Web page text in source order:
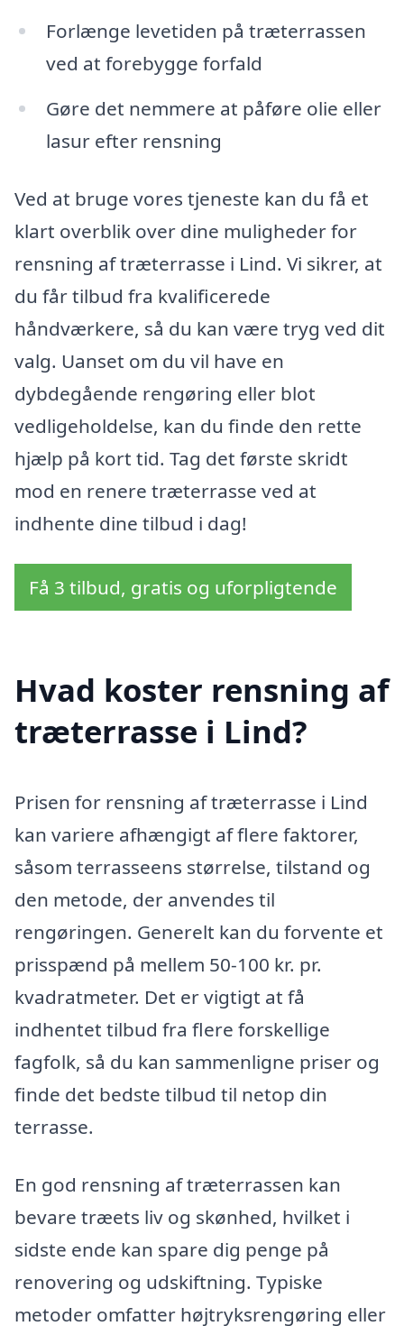
Forlænge levetiden på træterrassen
ved at forebygge forfald
Gøre det nemmere at påføre olie eller
lasur efter rensning
Ved at bruge vores tjeneste kan du få et
klart overblik over dine muligheder for
rensning af træterrasse i Lind. Vi sikrer, at
du får tilbud fra kvalificerede
håndværkere, så du kan være tryg ved dit
valg. Uanset om du vil have en
dybdegående rengøring eller blot
vedligeholdelse, kan du finde den rette
hjælp på kort tid. Tag det første skridt
mod en renere træterrasse ved at
indhente dine tilbud i dag!
Få 3 tilbud, gratis og uforpligtende
Hvad koster rensning af
træterrasse i Lind?
Prisen for rensning af træterrasse i Lind
kan variere afhængigt af flere faktorer,
såsom terrasseens størrelse, tilstand og
den metode, der anvendes til
rengøringen. Generelt kan du forvente et
prisspænd på mellem 50-100 kr. pr.
kvadratmeter. Det er vigtigt at få
indhentet tilbud fra flere forskellige
fagfolk, så du kan sammenligne priser og
finde det bedste tilbud til netop din
terrasse.
En god rensning af træterrassen kan
bevare træets liv og skønhed, hvilket i
sidste ende kan spare dig penge på
renovering og udskiftning. Typiske
metoder omfatter højtryksrengøring eller